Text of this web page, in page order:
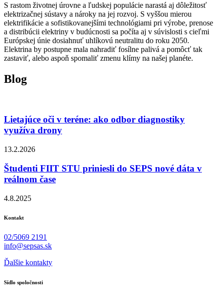
S rastom životnej úrovne a ľudskej populácie narastá aj dôležitosť
elektrizačnej sústavy a nároky na jej rozvoj. S vyššou mierou
elektrifikácie a sofistikovanejšími technológiami pri výrobe, prenose
a distribúcii elektriny v budúcnosti sa počíta aj v súvislosti s cieľmi
Európskej únie dosiahnuť uhlíkovú neutralitu do roku 2050.
Elektrina by postupne mala nahradiť fosílne palivá a pomôcť tak
zastaviť, alebo aspoň spomaliť zmenu klímy na našej planéte.
Blog
Lietajúce oči v teréne: ako odbor diagnostiky
využíva drony
13.2.2026
Študenti FIIT STU priniesli do SEPS nové dáta v
reálnom čase
4.8.2025
Kontakt
02/5069 2191
info@sepsas.sk
Ďalšie kontakty
Sídlo spoločnosti